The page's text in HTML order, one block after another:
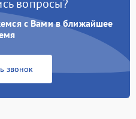
вопросы?
с Вами в ближайшее
звонок